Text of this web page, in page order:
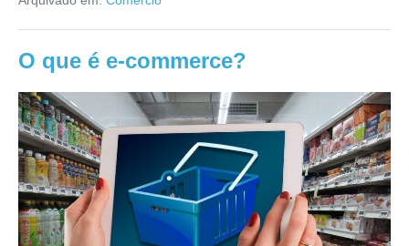
O que é e-commerce?